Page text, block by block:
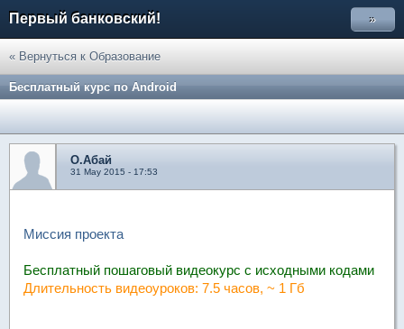
Первый банковский! »
« Вернуться к Образование
Бесплатный курс по Android
О.Абай
31 May 2015 - 17:53
Миссия проекта
Бесплатный пошаговый видеокурс с исходными кодами
Длительность видеоуроков: 7.5 часов, ~ 1 Гб